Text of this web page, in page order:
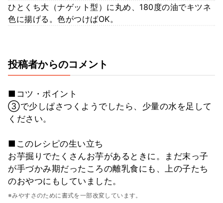
ひとくち大（ナゲット型）に丸め、180度の油でキツネ
色に揚げる。色がつけばOK。
投稿者からのコメント
■コツ・ポイント
③で少しぱさつくようでしたら、少量の水を足して
ください。
■このレシピの生い立ち
お芋掘りでたくさんお芋があるときに。まだ末っ子
が手づかみ期だったころの離乳食にも、上の子たち
のおやつにもしていました。
※みやすさのために書式を一部改変しています。